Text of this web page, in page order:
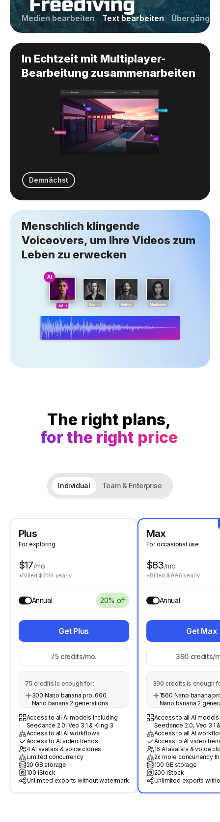
Medien bearbeiten Text bearbeiten Übergänge
Menschlich klingende
Voiceovers, um Ihre Videos zum
Leben zu erwecken
In Echtzeit mit Multiplayer-
Bearbeitung zusammenarbeiten
Demnächst
The right plans,
for the right price
Individual Team & Enterprise
Plus
For exploring
$17/mo
*Billed $204 yearly
Annual 20% off
Get Plus
75credits/mo.
75 credits is enough for:
300 Nano banana pro, 600
Nano banana 2 generations
Access to all AI models including
Seedance 2.0, Veo 3.1 & Kling 3
Access to all AI workflows
Access to AI video trends
4 AI avatars & voice clones
Limited concurrency
20 GB storage
100 iStock
Unlimited exports without watermark
Max
For occasional use
$83/mo
*Billed $996 yearly
Annual
Get Max
390 credits/
390 credits is enough
1560 Nano banana
Nano banana 2
Access to all AI
Seedance 2.0, Veo 3.1
Access to all AI
Access to AI video
16 AI avatars & voice
2x more concurrency
100 GB storage
200 iStock
Unlimited exports